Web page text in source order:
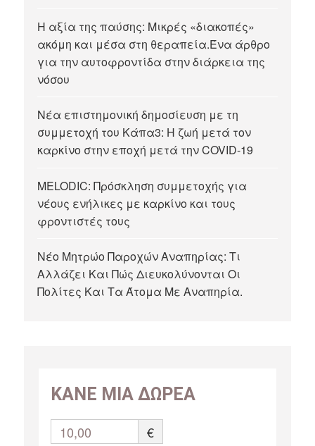
Η αξία της παύσης: Μικρές «διακοπές»
ακόμη και μέσα στη θεραπεία.Ένα άρθρο
για την αυτοφροντίδα στην διάρκεια της
νόσου
Νέα επιστημονική δημοσίευση με τη
συμμετοχή του Κάπα3: Η ζωή μετά τον
καρκίνο στην εποχή μετά την COVID-19
MELODIC: Πρόσκληση συμμετοχής για
νέους ενήλικες με καρκίνο και τους
φροντιστές τους
Νέο Μητρώο Παροχών Αναπηρίας: Τι
Αλλάζει Και Πώς Διευκολύνονται Οι
Πολίτες Και Τα Άτομα Με Αναπηρία.
ΚΑΝΕ ΜΙΑ ΔΩΡΕΑ
10,00 €